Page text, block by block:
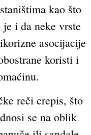
kao što
i da neke vrste
asocijacije
koristi i
reči crepis, što
se na oblik